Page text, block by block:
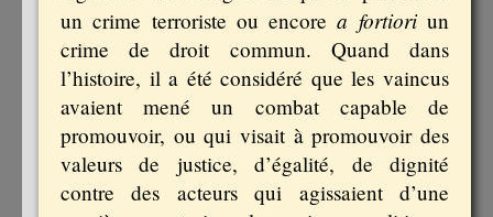
un crime terroriste ou encorea fortioriun
crime de droit commun. Quand dans
l’histoire, il a été considéré que les vaincus
avaient mené un combat capable de
promouvoir, ou qui visait à promouvoir des
valeurs de justice, d’égalité, de dignité
contre des acteurs qui agissaient d’une